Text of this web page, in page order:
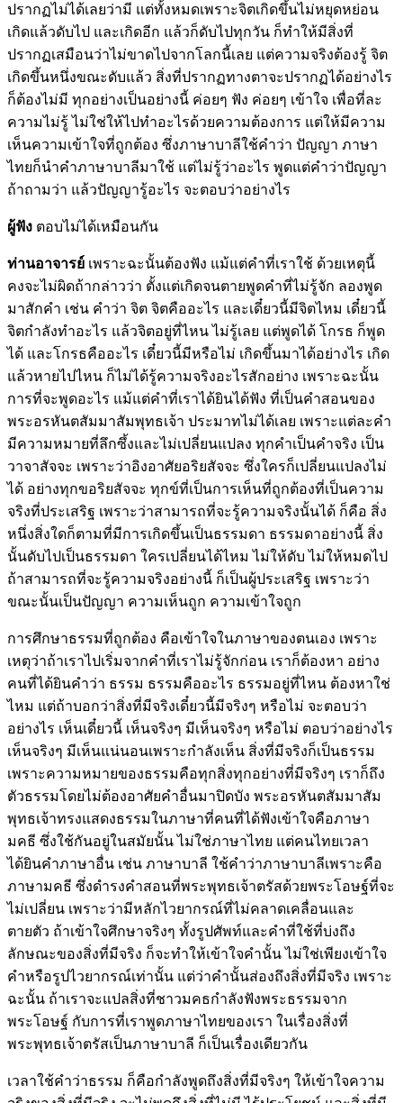
ปรากฏไม่ได้เลยว่ามี แต่ทั้งหมดเพราะจิตเกิดขึ้นไม่หยุดหย่อน
เกิดแล้วดับไป และเกิดอีก แล้วก็ดับไปทุกวัน ก็ทำให้มีสิ่งที่
ปรากฏเสมือนว่าไม่ขาดไปจากโลกนี้เลย แต่ความจริงต้องรู้ จิต
เกิดขึ้นหนึ่งขณะดับแล้ว สิ่งที่ปรากฏทางตาจะปรากฏได้อย่างไร
ก็ต้องไม่มี ทุกอย่างเป็นอย่างนี้ ค่อยๆ ฟัง ค่อยๆ เข้าใจ เพื่อที่ละ
ความไม่รู้ ไม่ใช่ให้ไปทำอะไรด้วยความต้องการ แต่ให้มีความ
เห็นความเข้าใจที่ถูกต้อง ซึ่งภาษาบาลีใช้คำว่า ปัญญา ภาษา
ไทยก็นำคำภาษาบาลีมาใช้ แต่ไม่รู้ว่าอะไร พูดแต่คำว่าปัญญา
ถ้าถามว่า แล้วปัญญารู้อะไร จะตอบว่าอย่างไร
ผู้ฟัง ตอบไม่ได้เหมือนกัน
ท่านอาจารย์ เพราะฉะนั้นต้องฟัง แม้แต่คำที่เราใช้ ด้วยเหตุนี้
คงจะไม่ผิดถ้ากล่าวว่า ตั้งแต่เกิดจนตายพูดคำที่ไม่รู้จัก ลองพูด
มาสักคำ เช่น คำว่า จิต จิตคืออะไร และเดี๋ยวนี้มีจิตไหม เดี๋ยวนี้
จิตกำลังทำอะไร แล้วจิตอยู่ที่ไหน ไม่รู้เลย แต่พูดได้ โกรธ ก็พูด
ได้ และโกรธคืออะไร เดี๋ยวนี้มีหรือไม่ เกิดขึ้นมาได้อย่างไร เกิด
แล้วหายไปไหน ก็ไม่ได้รู้ความจริงอะไรสักอย่าง เพราะฉะนั้น
การที่จะพูดอะไร แม้แต่คำที่เราได้ยินได้ฟัง ที่เป็นคำสอนของ
พระอรหันตสัมมาสัมพุทธเจ้า ประมาทไม่ได้เลย เพราะแต่ละคำ
มีความหมายที่ลึกซึ้งและไม่เปลี่ยนแปลง ทุกคำเป็นคำจริง เป็น
วาจาสัจจะ เพราะว่าอิงอาศัยอริยสัจจะ ซึ่งใครก็เปลี่ยนแปลงไม่
ได้ อย่างทุกขอริยสัจจะ ทุกข์ที่เป็นการเห็นที่ถูกต้องที่เป็นความ
จริงที่ประเสริฐ เพราะว่าสามารถที่จะรู้ความจริงนั้นได้ ก็คือ สิ่ง
หนึ่งสิ่งใดก็ตามที่มีการเกิดขึ้นเป็นธรรมดา ธรรมดาอย่างนี้ สิ่ง
นั้นดับไปเป็นธรรมดา ใครเปลี่ยนได้ไหม ไม่ให้ดับ ไม่ให้หมดไป
ถ้าสามารถที่จะรู้ความจริงอย่างนี้ ก็เป็นผู้ประเสริฐ เพราะว่า
ขณะนั้นเป็นปัญญา ความเห็นถูก ความเข้าใจถูก
การศึกษาธรรมที่ถูกต้อง คือเข้าใจในภาษาของตนเอง เพราะ
เหตุว่าถ้าเราไปเริ่มจากคำที่เราไม่รู้จักก่อน เราก็ต้องหา อย่าง
คนที่ได้ยินคำว่า ธรรม ธรรมคืออะไร ธรรมอยู่ที่ไหน ต้องหาใช่
ไหม แต่ถ้าบอกว่าสิ่งที่มีจริงเดี๋ยวนี้มีจริงๆ หรือไม่ จะตอบว่า
อย่างไร เห็นเดี๋ยวนี้ เห็นจริงๆ มีเห็นจริงๆ หรือไม่ ตอบว่าอย่างไร
เห็นจริงๆ มีเห็นแน่นอนเพราะกำลังเห็น สิ่งที่มีจริงก็เป็นธรรม
เพราะความหมายของธรรมคือทุกสิ่งทุกอย่างที่มีจริงๆ เราก็ถึง
ตัวธรรมโดยไม่ต้องอาศัยคำอื่นมาปิดบัง พระอรหันตสัมมาสัม
พุทธเจ้าทรงแสดงธรรมในภาษาที่คนที่ได้ฟังเข้าใจคือภาษา
มคธี ซึ่งใช้กันอยู่ในสมัยนั้น ไม่ใช่ภาษาไทย แต่คนไทยเวลา
ได้ยินคำภาษาอื่น เช่น ภาษาบาลี ใช้คำว่าภาษาบาลีเพราะคือ
ภาษามคธี ซึ่งดำรงคำสอนที่พระพุทธเจ้าตรัสด้วยพระโอษฐ์ที่จะ
ไม่เปลี่ยน เพราะว่ามีหลักไวยากรณ์ที่ไม่คลาดเคลื่อนและ
ตายตัว ถ้าเข้าใจศึกษาจริงๆ ทั้งรูปศัพท์และคำที่ใช้ที่บ่งถึง
ลักษณะของสิ่งที่มีจริง ก็จะทำให้เข้าใจคำนั้น ไม่ใช่เพียงเข้าใจ
คำหรือรูปไวยากรณ์เท่านั้น แต่ว่าคำนั้นส่องถึงสิ่งที่มีจริง เพราะ
ฉะนั้น ถ้าเราจะแปลสิ่งที่ชาวมคธกำลังฟังพระธรรมจาก
พระโอษฐ์ กับการที่เราพูดภาษาไทยของเรา ในเรื่องสิ่งที่
พระพุทธเจ้าตรัสเป็นภาษาบาลี ก็เป็นเรื่องเดียวกัน
เวลาใช้คำว่าธรรม ก็คือกำลังพูดถึงสิ่งที่มีจริงๆ ให้เข้าใจความ